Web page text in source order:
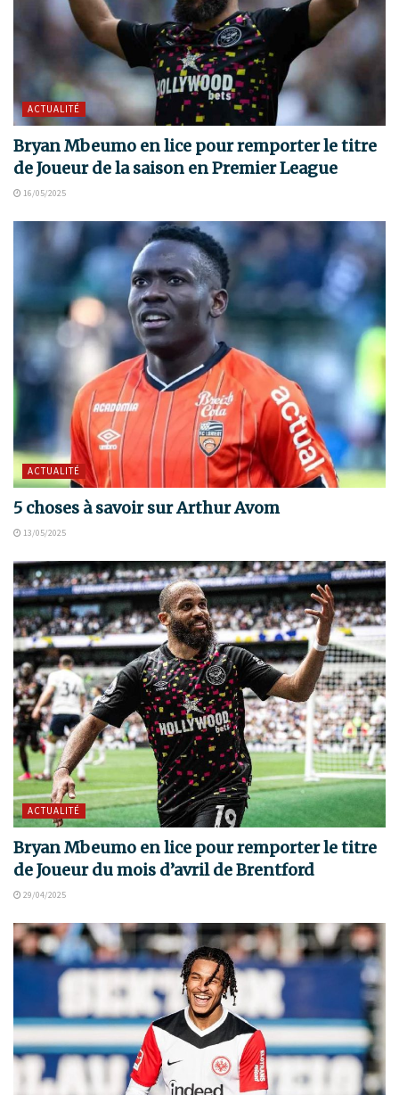
ACTUALITÉ
Bryan Mbeumo en lice pour remporter le titre
de Joueur de la saison en Premier League
16/05/2025
ACTUALITÉ
5 choses à savoir sur Arthur Avom
13/05/2025
ACTUALITÉ
Bryan Mbeumo en lice pour remporter le titre
de Joueur du mois d’avril de Brentford
29/04/2025